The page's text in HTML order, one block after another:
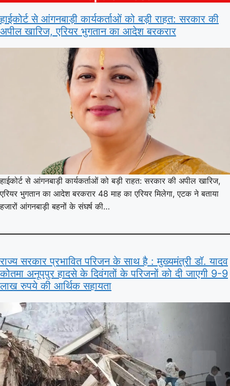
हाईकोर्ट से आंगनबाड़ी कार्यकर्ताओं को बड़ी राहत: सरकार की
अपील खारिज, एरियर भुगतान का आदेश बरकरार
हाईकोर्ट से आंगनबाड़ी कार्यकर्ताओं को बड़ी राहत: सरकार की अपील खारिज,
एरियर भुगतान का आदेश बरकरार 48 माह का एरियर मिलेगा, एटक ने बताया
हजारों आंगनबाड़ी बहनों के संघर्ष की…
राज्य सरकार प्रभावित परिजन के साथ है : मुख्यमंत्री डॉ. यादव
कोतमा अनूपपुर हादसे के दिवंगतों के परिजनों को दी जाएगी 9-9
लाख रुपये की आर्थिक सहायता